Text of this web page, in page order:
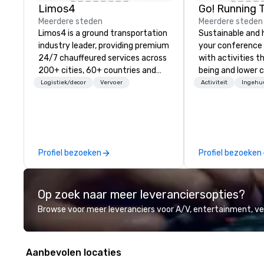
Limos4
Meerdere steden
Limos4 is a ground transportation
industry leader, providing premium
24/7 chauffeured services across
200+ cities, 60+ countries and
250+ airports. Limos4 clients
its kind today. Established in 2010
in Switzerland, and running
decade, Limos4 enables travelers
to reliably arrange their journeys
throughout the world in minutes,
whatever chauffeured vehicle
mission is constantly raising the
Logistiek/decor Vervoer
Profiel bezoeken
Go! Running
Meerdere steden
Sustainable and
your
with activities
being and lower
Explore the
Activiteit
Profiel bezoeken
Op zoek naar meer leveranciersopties?
Browse voor meer leveranciers voor A/V, entertainment,
Aanbevolen locaties